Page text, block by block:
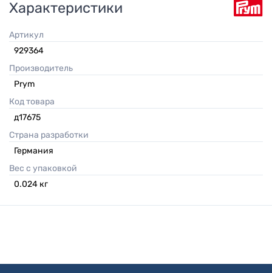
Характеристики
Артикул
929364
Производитель
Prym
Код товара
д17675
Страна разработки
Германия
Вес с упаковкой
0.024 кг